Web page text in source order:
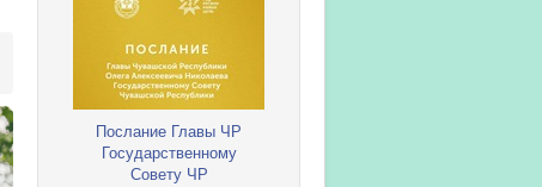
Послание Главы ЧР
Государственному
Совету ЧР